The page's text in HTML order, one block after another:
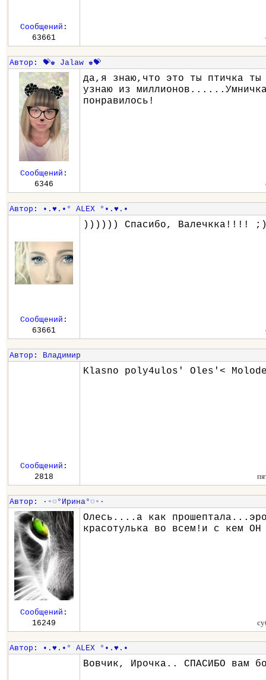
Сообщений :
63661
Автор : 💝♚ Jalaw ♚💝
да,я знаю,что это ты птичка ты
узнаю из
понравилось!
Сообщений :
6346
Автор : •.♥.•° ALEX °•.♥.•
)))))) Спасибо, Валечкка!!!!
Сообщений :
63661
Автор : Владимир
Klasno poly4ulos' Oles'<
Сообщений :
2818
Автор : ∙◦◌°Ирина°◌◦∙
Олесь....а как
красотулька во всем!и с кем
Сообщений :
16249
Автор : •.♥.•° ALEX °•.♥.•
Вовчик, Ирочка.. СПАСИБО вам